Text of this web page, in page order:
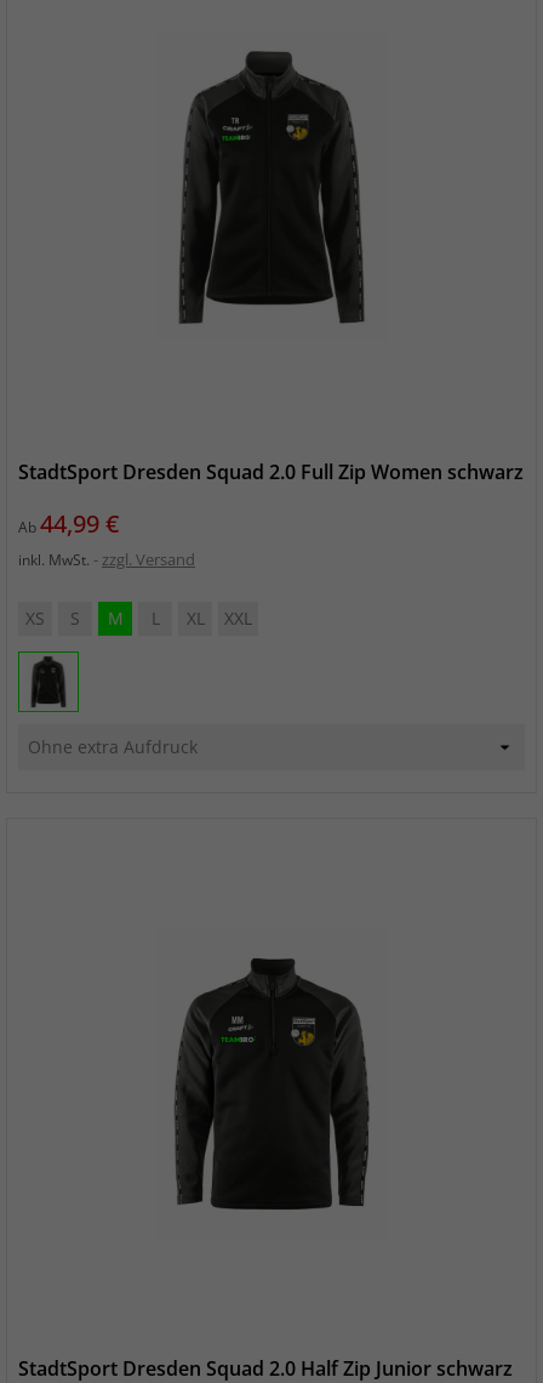
StadtSport Dresden Squad 2.0 Full Zip Women schwarz
AbPreis
44,99 €
inkl. MwSt. zzgl. Versand
XS S M L XL XXL
StadtSport Dresden Squad 2.0 Half Zip Junior schwarz